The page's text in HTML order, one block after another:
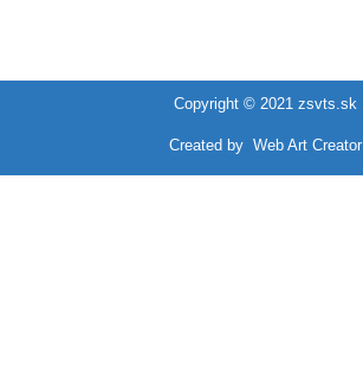
Copyright © 2021 zsvts.sk
Created by Web Art Creator